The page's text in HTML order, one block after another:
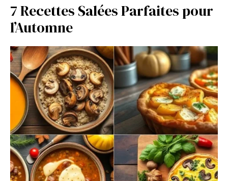
7 Recettes Salées Parfaites pour
l’Automne